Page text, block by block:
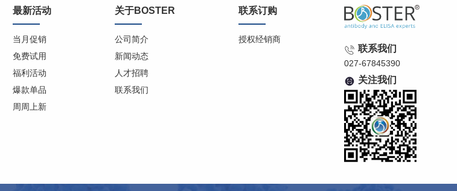
最新活动
当月促销
免费试用
福利活动
爆款单品
周周上新
关于BOSTER
公司简介
新闻动态
人才招聘
联系我们
联系订购
授权经销商
联系我们
027-67845390
关注我们